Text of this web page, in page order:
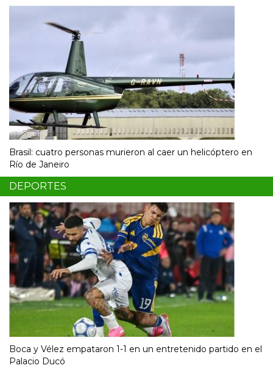
Brasil: cuatro personas murieron al caer un helicóptero en
Río de Janeiro
DEPORTES
Boca y Vélez empataron 1-1 en un entretenido partido en el
Palacio Ducó